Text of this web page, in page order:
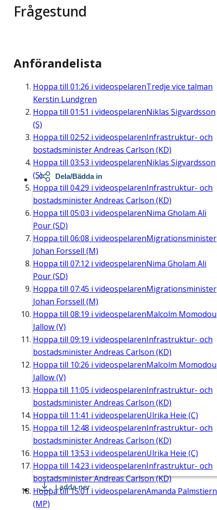
Frågestund
Anförandelista
Hoppa till 01:26 i videospelarenTredje vice talman
Kerstin Lundgren
Hoppa till 01:51 i videospelarenNiklas Sigvardsson
(S)
Hoppa till 02:52 i videospelarenInfrastruktur- och
bostadsminister Andreas Carlson (KD)
Hoppa till 03:53 i videospelarenNiklas Sigvardsson
(S)
Hoppa till 04:29 i videospelarenInfrastruktur- och
bostadsminister Andreas Carlson (KD)
Hoppa till 05:03 i videospelarenNima Gholam Ali
Pour (SD)
Hoppa till 06:08 i videospelarenMigrationsminister
Johan Forssell (M)
Hoppa till 07:12 i videospelarenNima Gholam Ali
Pour (SD)
Hoppa till 07:45 i videospelarenMigrationsminister
Johan Forssell (M)
Hoppa till 08:19 i videospelarenMalcolm Momodou
Jallow (V)
Hoppa till 09:19 i videospelarenInfrastruktur- och
bostadsminister Andreas Carlson (KD)
Hoppa till 10:26 i videospelarenMalcolm Momodou
Jallow (V)
Hoppa till 11:05 i videospelarenInfrastruktur- och
bostadsminister Andreas Carlson (KD)
Hoppa till 11:41 i videospelarenUlrika Heie (C)
Hoppa till 12:48 i videospelarenInfrastruktur- och
bostadsminister Andreas Carlson (KD)
Hoppa till 13:53 i videospelarenUlrika Heie (C)
Hoppa till 14:23 i videospelarenInfrastruktur- och
bostadsminister Andreas Carlson (KD)
Hoppa till15:01 i videospelarenAmanda
(MP)
Dela/Bädda in
Ladda ner